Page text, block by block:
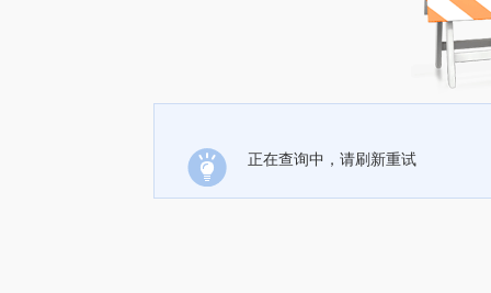
正在查询中，请刷新重试